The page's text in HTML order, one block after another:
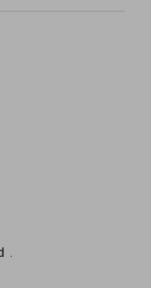
.